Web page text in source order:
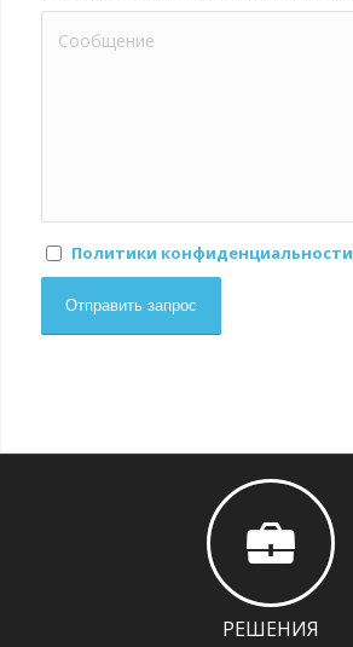
Политики конфиденциальности
РЕШЕНИЯ